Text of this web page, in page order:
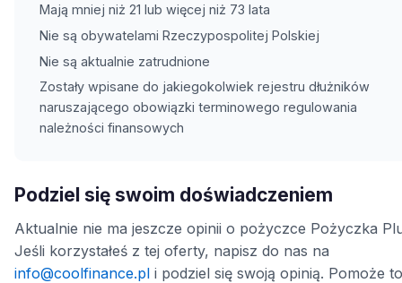
Mają mniej niż 21 lub więcej niż 73 lata
Nie są obywatelami Rzeczypospolitej Polskiej
Nie są aktualnie zatrudnione
Zostały wpisane do jakiegokolwiek rejestru dłużników
naruszającego obowiązki terminowego regulowania
należności finansowych
Podziel się swoim doświadczeniem
Aktualnie nie ma jeszcze opinii o pożyczce Pożyczka
Jeśli korzystałeś z tej oferty, napisz do nas na
info@coolfinance.pl i podziel się swoją opinią. Pomoże to